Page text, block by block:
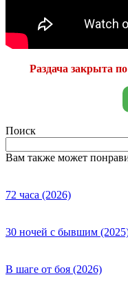
Раздача закрыта
Поиск
Вам также может
72 часа (2026)
30 ночей с бывшим
В шаге от боя (2026)